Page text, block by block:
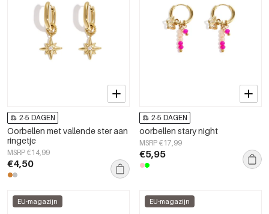
2-5 DAGEN
Oorbellen met vallende ster aan
ringetje
MSRP €14,99
€4,50
2-5 DAGEN
oorbellen stary night
MSRP €17,99
€5,95
EU-magazijn EU-magazijn